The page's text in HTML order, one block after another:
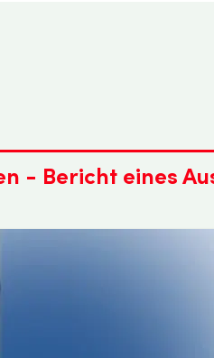
- Bericht eines